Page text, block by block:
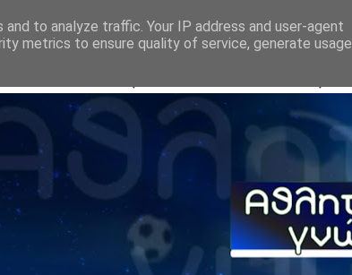
to analyze traffic. Your IP address and user-agent
metrics to ensure quality of service, generate usage